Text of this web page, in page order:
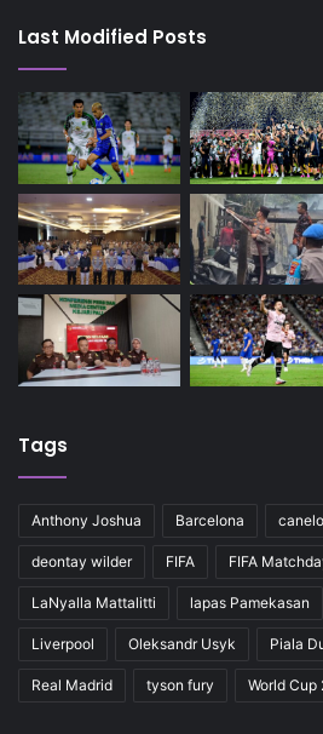
Last Modified Posts
Tags
Anthony Joshua Barcelona
deontay wilder FIFA FIFA
LaNyalla Mattalitti lapas Pamekasan
Liverpool Oleksandr Usyk Piala
Real Madrid tyson fury World Cup